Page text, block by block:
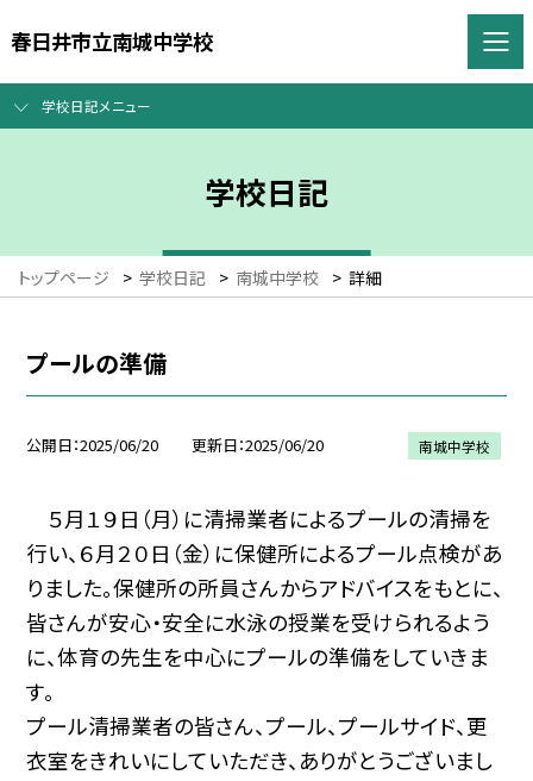
春日井市立南城中学校
学校日記メニュー
学校日記
トップページ > 学校日記 > 南城中学校 > 詳細
プールの準備
公開日 2025/06/20 更新日 2025/06/20 南城中学校
５月１９日（月）に清掃業者によるプールの清掃を
行い、６月２０日（金）に保健所によるプール点検があ
りました。保健所の所員さんからアドバイスをもとに、
皆さんが安心・安全に水泳の授業を受けられるよう
に、体育の先生を中心にプールの準備をしていきま
す。
プール清掃業者の皆さん、プール、プールサイド、更
衣室をきれいにしていただき、ありがとうございまし